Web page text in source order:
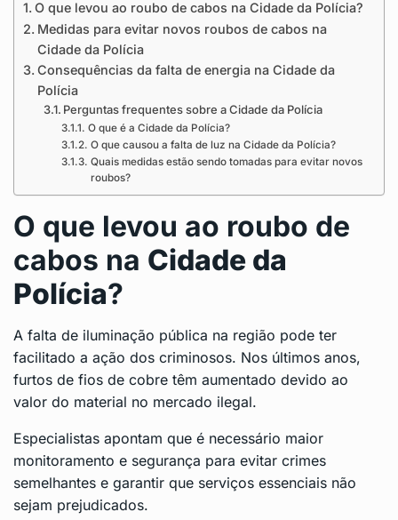
O que levou ao roubo de cabos na Cidade da Polícia?
Medidas para evitar novos roubos de cabos na
Cidade da Polícia
Consequências da falta de energia na Cidade da
Polícia
Perguntas frequentes sobre a Cidade da Polícia
O que é a Cidade da Polícia?
O que causou a falta de luz na Cidade da Polícia?
Quais medidas estão sendo tomadas para evitar novos
roubos?
O que levou ao roubo de
cabos na Cidade da
Polícia?
A falta de iluminação pública na região pode ter
facilitado a ação dos criminosos. Nos últimos anos,
furtos de fios de cobre têm aumentado devido ao
valor do material no mercado ilegal.
Especialistas apontam que é necessário maior
monitoramento e segurança para evitar crimes
semelhantes e garantir que serviços essenciais não
sejam prejudicados.